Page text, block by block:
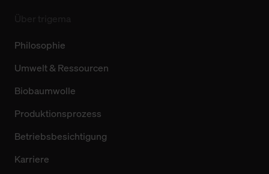
Philosophie
Umwelt & Ressourcen
Biobaumwolle
Produktionsprozess
Betriebsbesichtigung
Karriere